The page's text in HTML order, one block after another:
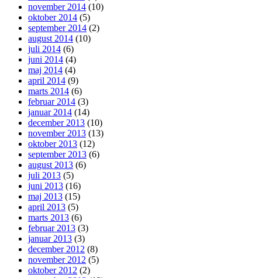
november 2014 (10)
oktober 2014 (5)
september 2014 (2)
august 2014 (10)
juli 2014 (6)
juni 2014 (4)
maj 2014 (4)
april 2014 (9)
marts 2014 (6)
februar 2014 (3)
januar 2014 (14)
december 2013 (10)
november 2013 (13)
oktober 2013 (12)
september 2013 (6)
august 2013 (6)
juli 2013 (5)
juni 2013 (16)
maj 2013 (15)
april 2013 (5)
marts 2013 (6)
februar 2013 (3)
januar 2013 (3)
december 2012 (8)
november 2012 (5)
oktober 2012 (2)